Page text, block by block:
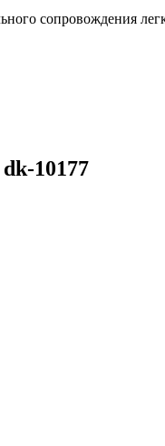
сопровождения
10177